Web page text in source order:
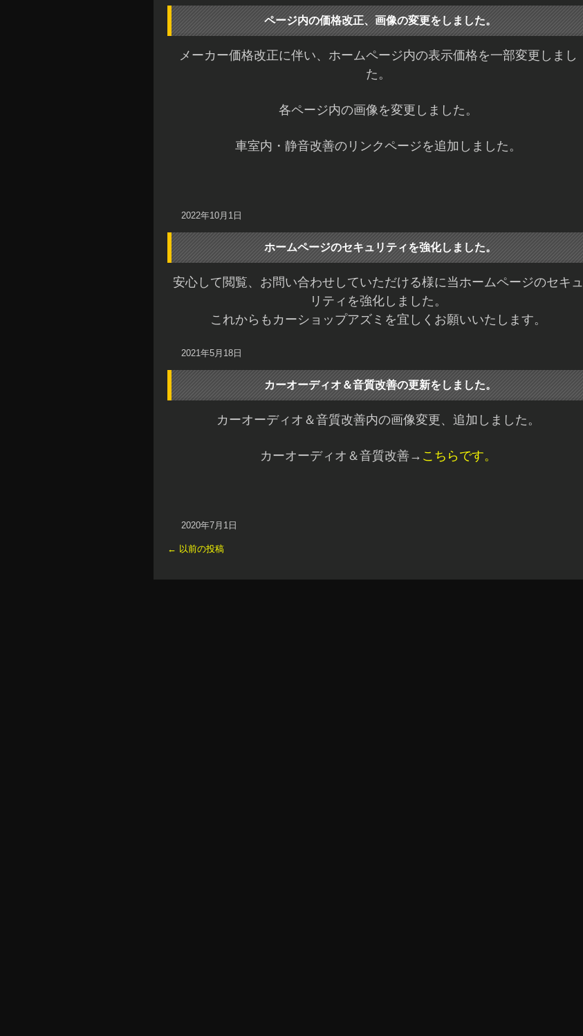
ページ内の価格改正、画像の変更をしました。
メーカー価格改正に伴い、ホームページ内の表示価格を一部変更しまし
た。
各ページ内の画像を変更しました。
車室内・静音改善のリンクページを追加しました。
2022年10月1日
ホームページのセキュリティを強化しました。
安心して閲覧、お問い合わせしていただける様に当ホームページのセキュ
リティを強化しました。
これからもカーショップアズミを宜しくお願いいたします。
2021年5月18日
カーオーディオ＆音質改善の更新をしました。
カーオーディオ＆音質改善内の画像変更、追加しました。
カーオーディオ＆音質改善→ こちらです。
2020年7月1日
← 以前の投稿